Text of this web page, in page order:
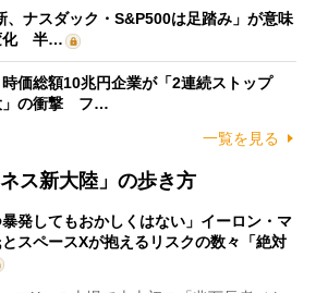
、ナスダック・S&P500は足踏み」が意味
化 半…
時価総額10兆円企業が「2連続ストップ
」の衝撃 フ…
一覧を見る
ス新大陸」の歩き方
暴発してもおかしくはない」イーロン・マ
スペースXが抱えるリスクの数々「絶対